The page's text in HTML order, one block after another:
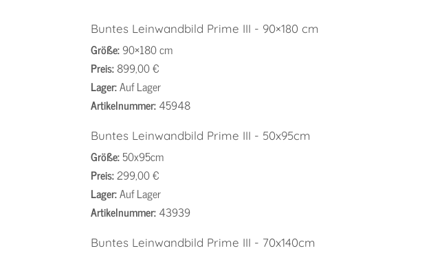
Buntes Leinwandbild Prime III - 90×180 cm
Größe:90×180 cm
Preis:899,00 €
Lager:Auf Lager
Artikelnummer:45948
Buntes Leinwandbild Prime III - 50x95cm
Größe:50x95cm
Preis:299,00 €
Lager:Auf Lager
Artikelnummer:43939
Buntes Leinwandbild Prime III - 70x140cm